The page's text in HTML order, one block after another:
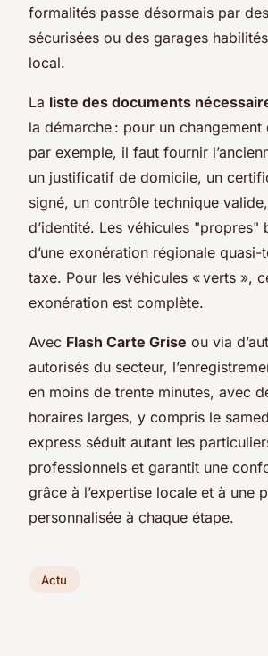
formalités passe désormais par
sécurisées ou des garages
local.
La liste des documents
la démarche : pour un
par exemple, il faut fournir
un justificatif de domicile, un
signé, un contrôle technique
d’identité. Les véhicules "propres"
d’une exonération régionale quasi-
taxe. Pour les véhicules « verts »,
exonération est complète.
Avec Flash Carte Grise ou via
autorisés du secteur,
en moins de trente minutes, avec
horaires larges, y compris le
express séduit autant les
professionnels et garantit une
grâce à l’expertise locale et à une
personnalisée à chaque étape.
Actu